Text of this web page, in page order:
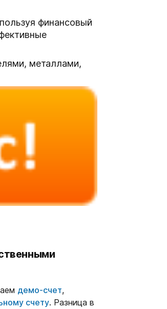
финансовый
металлами,
демо-счет,
счету. Разница в